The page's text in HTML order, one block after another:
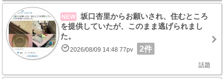
NEW
坂口杏里からお願いされ、住むところ
を提供していたが、このまま逃げられまし
た。
2026/08/09 14:48 77pv 2件
話題